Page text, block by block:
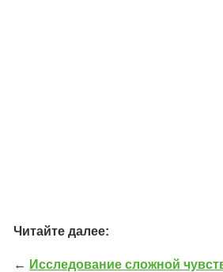
Читайте далее:
← Исследование сложной